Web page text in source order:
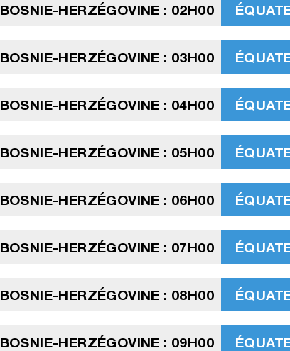
BOSNIE-HERZÉGOVINE : 02H00
BOSNIE-HERZÉGOVINE : 03H00
BOSNIE-HERZÉGOVINE : 04H00
BOSNIE-HERZÉGOVINE : 05H00
BOSNIE-HERZÉGOVINE : 06H00
BOSNIE-HERZÉGOVINE : 07H00
BOSNIE-HERZÉGOVINE : 08H00
BOSNIE-HERZÉGOVINE : 09H00